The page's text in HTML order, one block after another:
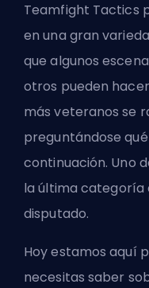
Teamfight Tactics
en una gran
que algunos
otros pueden
más veteranos se
preguntándose
continuación. Uno
la última categoría
disputado.
Hoy estamos aquí
necesitas saber